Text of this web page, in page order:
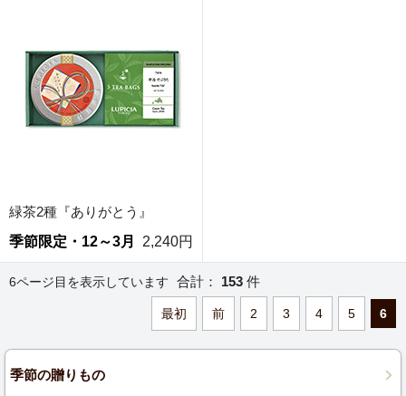
緑茶2種『ありがとう』
季節限定・12～3月
2,240円
6ページ目を表示しています 合計： 153 件
最初 前 2 3 4 5 6
季節の贈りもの